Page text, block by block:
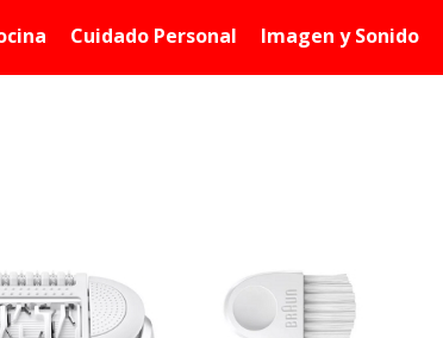
Cuidado Personal Imagen y Sonido